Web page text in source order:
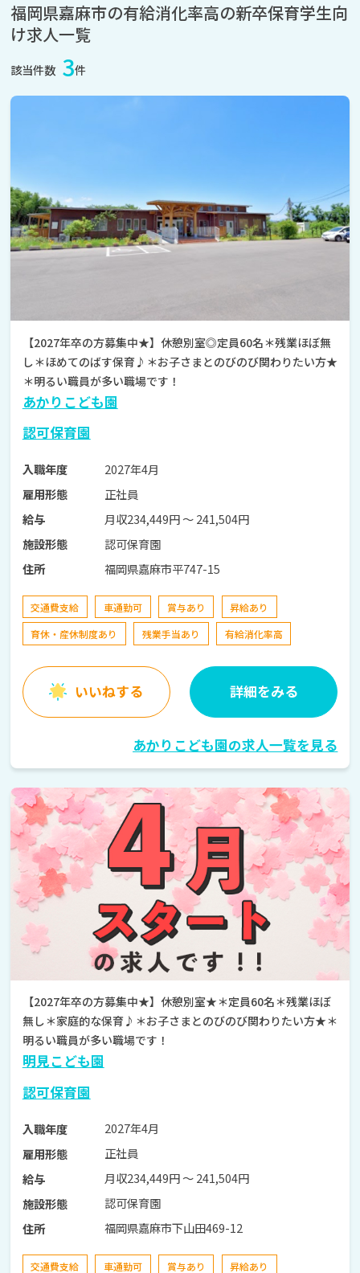
福岡県嘉麻市の有給消化率高の新卒保育学生向
け求人一覧
該当件数 3件
【2027年卒の方募集中★】休憩別室◎定員60名＊残業ほぼ無
し＊ほめてのばす保育♪＊お子さまとのびのび関わりたい方★
＊明るい職員が多い職場です！
あかりこども園
認可保育園
入職年度
2027年4月
雇用形態
正社員
給与
月収234,449円 〜 241,504円
施設形態
認可保育園
住所
福岡県嘉麻市平747-15
交通費支給 車通勤可 賞与あり
昇給あり
育休・産休制度あり
残業手当あり 有給消化率高
いいねする 詳細をみる
あかりこども園の求人一覧を見る
【2027年卒の方募集中★】休憩別室★＊定員60名＊残業ほぼ
無し＊家庭的な保育♪＊お子さまとのびのび関わりたい方★＊
明るい職員が多い職場です！
明見こども園
認可保育園
入職年度
2027年4月
雇用形態
正社員
給与
月収234,449円 〜 241,504円
施設形態
認可保育園
住所
福岡県嘉麻市下山田469-12
交通費支給 車通勤可 賞与あり 昇給あり